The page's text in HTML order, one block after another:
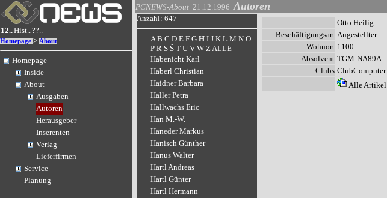
12..Hist..??..
Homepage > About
Homepage
Inside
About
Ausgaben
Autoren
Herausgeber
Inserenten
Verlag
Lieferfirmen
Service
Planung
PCNEWS-About 21.12.1996 Autoren
Anzahl: 647
A B C D E F G H I J K L M N O
P R S Š T U V W ZALLE
Habenicht Karl
Haberl Christian
Haidner Barbara
Haller Petra
Hallwachs Eric
Han M.-W.
Haneder Markus
Hanisch Günther
Hanus Walter
Hartl Andreas
Hartl Günter
Hartl Hermann
Otto Heilig
Beschäftigungsart Angestellter
Wohnort 1100
Absolvent TGM-NA89A
Clubs ClubComputer
Alle Artikel